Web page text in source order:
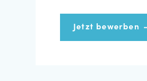
Jetzt bewerben